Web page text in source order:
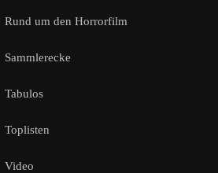
Rund um den Horrorfilm
Sammlerecke
Tabulos
Toplisten
Video